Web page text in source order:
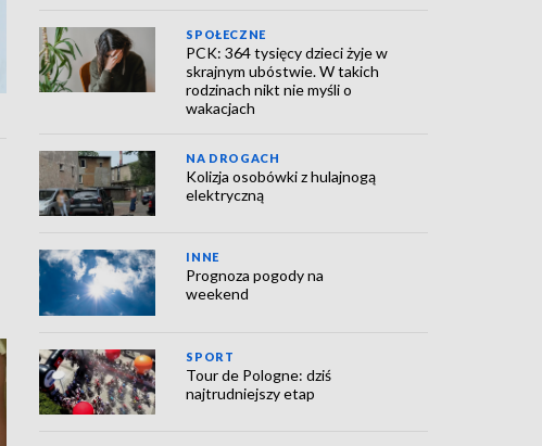
SPOŁECZNE
PCK: 364 tysięcy dzieci żyje w
skrajnym ubóstwie. W takich
rodzinach nikt nie myśli o
wakacjach
NA DROGACH
Kolizja osobówki z hulajnogą
elektryczną
INNE
Prognoza pogody na
weekend
SPORT
Tour de Pologne: dziś
najtrudniejszy etap